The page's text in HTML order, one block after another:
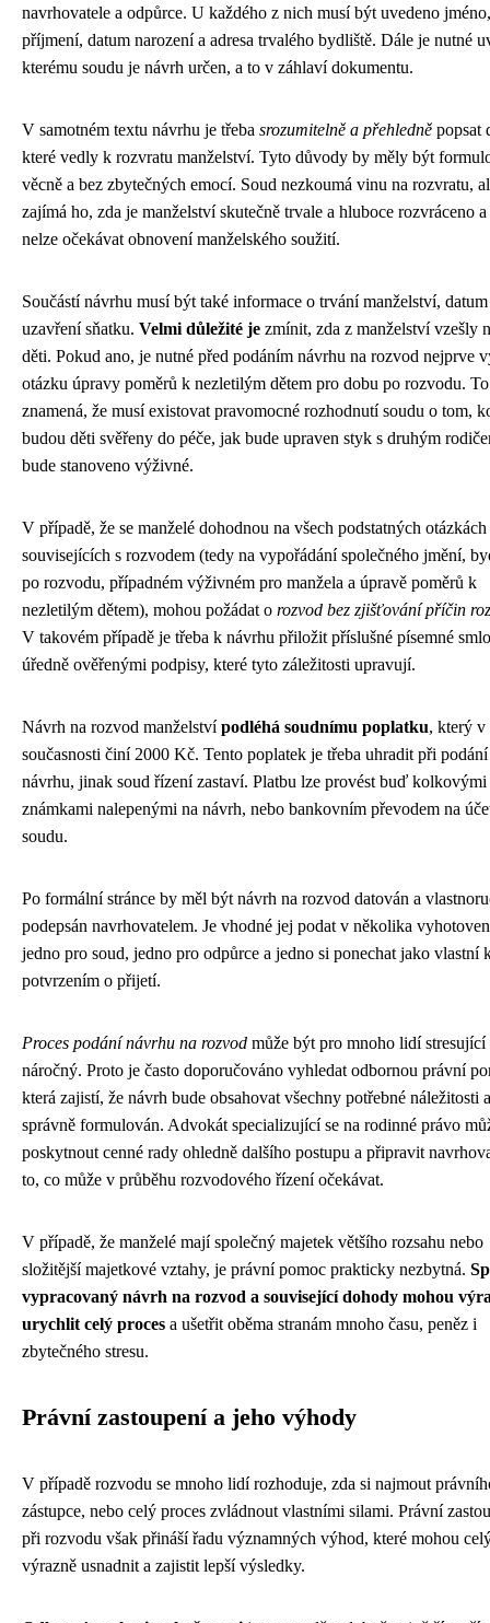
navrhovatele a odpůrce. U každého z nich musí být uvedeno jméno,
příjmení, datum narození a adresa trvalého bydliště. Dále je nutné
kterému soudu je návrh určen, a to v záhlaví dokumentu.
V samotném textu návrhu je třeba srozumitelně a přehledně popsat
které vedly k rozvratu manželství. Tyto důvody by měly být
věcně a bez zbytečných emocí. Soud nezkoumá vinu na rozvratu,
zajímá ho, zda je manželství skutečně trvale a hluboce rozvráceno a
nelze očekávat obnovení manželského soužití.
Součástí návrhu musí být také informace o trvání manželství,
uzavření sňatku. Velmi důležité je zmínit, zda z manželství vzešly
děti. Pokud ano, je nutné před podáním návrhu na rozvod nejprve
otázku úpravy poměrů k nezletilým dětem pro dobu po rozvodu. To
znamená, že musí existovat pravomocné rozhodnutí soudu o tom,
budou děti svěřeny do péče, jak bude upraven styk s druhým
bude stanoveno výživné.
V případě, že se manželé dohodnou na všech podstatných otázkách
souvisejících s rozvodem (tedy na vypořádání společného jmění,
po rozvodu, případném výživném pro manžela a úpravě poměrů k
nezletilým dětem), mohou požádat o rozvod bez zjišťování příčin
V takovém případě je třeba k návrhu přiložit příslušné písemné
úředně ověřenými podpisy, které tyto záležitosti upravují.
Návrh na rozvod manželstvípodléhá soudnímu poplatku, který v
současnosti činí 2000 Kč. Tento poplatek je třeba uhradit při podání
návrhu, jinak soud řízení zastaví. Platbu lze provést buď kolkovými
známkami nalepenými na návrh, nebo bankovním převodem na
soudu.
Po formální stránce by měl být návrh na rozvod datován a
podepsán navrhovatelem. Je vhodné jej podat v několika
jedno pro soud, jedno pro odpůrce a jedno si ponechat jako vlastní
potvrzením o přijetí.
Proces podání návrhu na rozvod může být pro mnoho lidí stresující
náročný. Proto je často doporučováno vyhledat odbornou právní
která zajistí, že návrh bude obsahovat všechny potřebné náležitosti
správně formulován. Advokát specializující se na rodinné právo
poskytnout cenné rady ohledně dalšího postupu a připravit
to, co může v průběhu rozvodového řízení očekávat.
V případě, že manželé mají společný majetek většího rozsahu nebo
složitější majetkové vztahy, je právní pomoc prakticky nezbytná.
vypracovaný návrh na rozvod a související dohody mohou
urychlit celý proces a ušetřit oběma stranám mnoho času, peněz i
zbytečného stresu.
Právní zastoupení a jeho výhody
V případě rozvodu se mnoho lidí rozhoduje, zda si najmout
zástupce, nebo celý proces zvládnout vlastními silami. Právní
při rozvodu však přináší řadu významných výhod, které mohou
výrazně usnadnit a zajistit lepší výsledky.